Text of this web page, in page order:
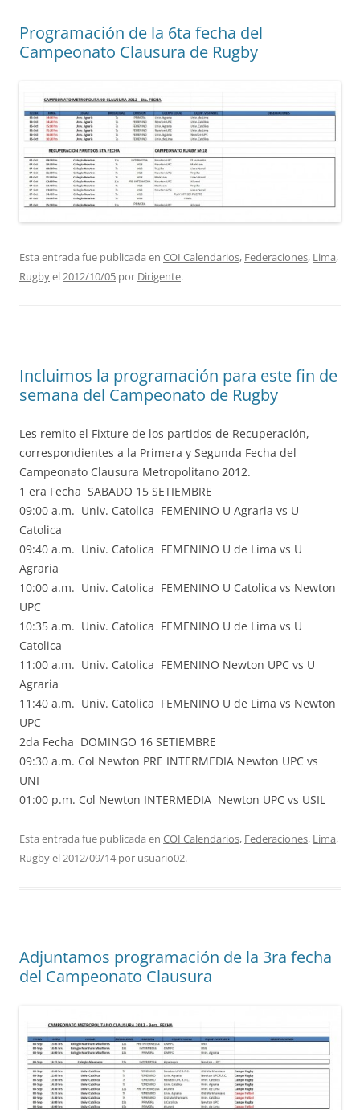
Programación de la 6ta fecha del
Campeonato Clausura de Rugby
Esta entrada fue publicada en COI Calendarios, Federaciones, Lima,
Rugbyel2012/10/05 por Dirigente.
Incluimos la programación para este fin de
semana del Campeonato de Rugby
Les remito el Fixture de los partidos de Recuperación,
correspondientes a la Primera y Segunda Fecha del
Campeonato Clausura Metropolitano 2012.
1 era Fecha SABADO 15 SETIEMBRE
09:00 a.m. Univ. Catolica FEMENINO U Agraria vs U
Catolica
09:40 a.m. Univ. Catolica FEMENINO U de Lima vs U
Agraria
10:00 a.m. Univ. Catolica FEMENINO U Catolica vs Newton
UPC
10:35 a.m. Univ. Catolica FEMENINO U de Lima vs U
Catolica
11:00 a.m. Univ. Catolica FEMENINO Newton UPC vs U
Agraria
11:40 a.m. Univ. Catolica FEMENINO U de Lima vs Newton
UPC
2da Fecha DOMINGO 16 SETIEMBRE
09:30 a.m. Col Newton PRE INTERMEDIA Newton UPC vs
UNI
01:00 p.m. Col Newton INTERMEDIA Newton UPC vs USIL
Esta entrada fue publicada en COI Calendarios, Federaciones, Lima,
Rugbyel2012/09/14por usuario02.
Adjuntamos programación de la 3ra fecha
del Campeonato Clausura